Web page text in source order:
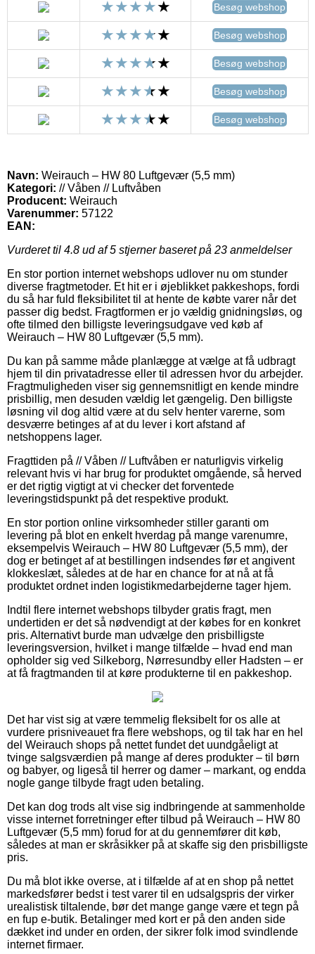
Besøg webshop
Besøg webshop
Besøg webshop
Besøg webshop
Besøg webshop
Navn: Weirauch – HW 80 Luftgevær (5,5 mm)
Kategori: // Våben // Luftvåben
Producent: Weirauch
Varenummer: 57122
EAN:
Vurderet til 4.8 ud af 5 stjerner baseret på 23 anmeldelser
En stor portion internet webshops udlover nu om stunder
diverse fragtmetoder. Et hit er i øjeblikket pakkeshops, fordi
du så har fuld fleksibilitet til at hente de købte varer når det
passer dig bedst. Fragtformen er jo vældig gnidningsløs, og
ofte tilmed den billigste leveringsudgave ved køb af
Weirauch – HW 80 Luftgevær (5,5 mm).
Du kan på samme måde planlægge at vælge at få udbragt
hjem til din privatadresse eller til adressen hvor du arbejder.
Fragtmuligheden viser sig gennemsnitligt en kende mindre
prisbillig, men desuden vældig let gængelig. Den billigste
løsning vil dog altid være at du selv henter varerne, som
desværre betinges af at du lever i kort afstand af
netshoppens lager.
Fragttiden på // Våben // Luftvåben er naturligvis virkelig
relevant hvis vi har brug for produktet omgående, så herved
er det rigtig vigtigt at vi checker det forventede
leveringstidspunkt på det respektive produkt.
En stor portion online virksomheder stiller garanti om
levering på blot en enkelt hverdag på mange varenumre,
eksempelvis Weirauch – HW 80 Luftgevær (5,5 mm), der
dog er betinget af at bestillingen indsendes før et angivent
klokkeslæt, således at de har en chance for at nå at få
produktet ordnet inden logistikmedarbejderne tager hjem.
Indtil flere internet webshops tilbyder gratis fragt, men
undertiden er det så nødvendigt at der købes for en konkret
pris. Alternativt burde man udvælge den prisbilligste
leveringsversion, hvilket i mange tilfælde – hvad end man
opholder sig ved Silkeborg, Nørresundby eller Hadsten – er
at få fragtmanden til at køre produkterne til en pakkeshop.
Det har vist sig at være temmelig fleksibelt for os alle at
vurdere prisniveauet fra flere webshops, og til tak har en hel
del Weirauch shops på nettet fundet det uundgåeligt at
tvinge salgsværdien på mange af deres produkter – til børn
og babyer, og ligeså til herrer og damer – markant, og endda
nogle gange tilbyde fragt uden betaling.
Det kan dog trods alt vise sig indbringende at sammenholde
visse internet forretninger efter tilbud på Weirauch – HW 80
Luftgevær (5,5 mm) forud for at du gennemfører dit køb,
således at man er skråsikker på at skaffe sig den prisbilligste
pris.
Du må blot ikke overse, at i tilfælde af at en shop på nettet
markedsfører bedst i test varer til en udsalgspris der virker
urealistisk tiltalende, bør det mange gange være et tegn på
en fup e-butik. Betalinger med kort er på den anden side
dækket ind under en orden, der sikrer folk imod svindlende
internet firmaer.